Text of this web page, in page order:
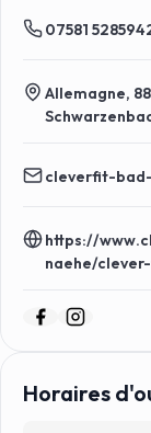
07581
Allemagne,
cleverfit-
https://
naehe/
Horaires